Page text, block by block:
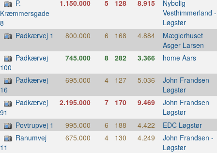
P.
Kræmmersgade
8
1.150.000 5 128 8.915 Nybolig
Vesthimmerland -
Løgstør
Padkærvej 1
800.000 6 168 4.884 Mæglerhuset
Asger Larsen
Padkærvej
100
745.000 8 282 3.366 home Aars
Padkærvej
16
695.000 4 127 5.036 John Frandsen
Løgstør
Padkærvej
91
2.195.000 7 170 9.469 John Frandsen
Løgstør
Povtrupvej 1
995.000 6 188 4.422 EDC Løgstør
Ranumvej
11
675.000 4 130 4.249 John Frandsen -
Løgstør